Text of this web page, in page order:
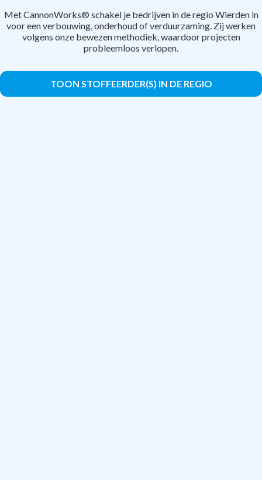
Met CannonWorks® schakel je bedrijven in de regio Wierden in
voor een verbouwing, onderhoud of verduurzaming. Zij werken
volgens onze bewezen methodiek, waardoor projecten
probleemloos verlopen.
TOON STOFFEERDER(S) IN DE REGIO